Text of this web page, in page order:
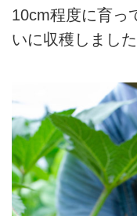
10cm程度に育っ
いに収穫しました